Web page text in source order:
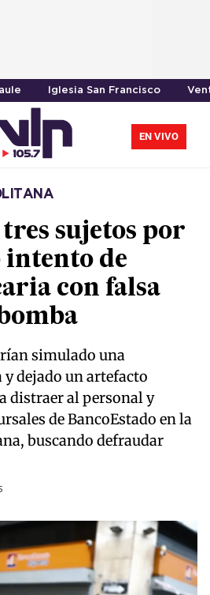
Iglesia San Francisco
EN VIVO
sujetos por
de
con falsa
simulado una
dejado un artefacto
distraer al personal y
de BancoEstado en la
buscando defraudar